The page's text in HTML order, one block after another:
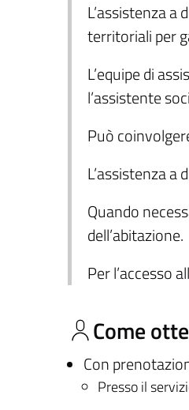
L’assistenza
territoriali per
L’equipe di
l’assistente
Può
L’assistenza
Quando
dell’abitazione.
Per l’accesso
Come
Con
Presso il